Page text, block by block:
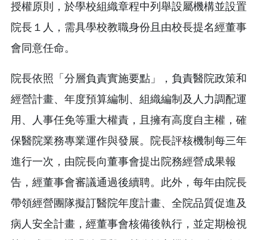
授權原則，於學校組織章程中列舉設屬機構並設置
院長１人，需具學校教職身份且由校長提名經董事
會同意任命。
院長依照「分層負責實施要點」，負責醫院政策和
經營計畫、年度預算編制、組織編制及人力調配運
用、人事任免等重大權責，且擁有高度自主權，確
保醫院業務專業運作與發展。院長評核機制每三年
進行一次，由院長向董事會提出院務經營成果報
告，經董事會審議通過後續聘。此外，每年由院長
帶領經營團隊擬訂醫院年度計畫、全院品質促進及
病人安全計畫，經董事會核備後執行，並定期檢視